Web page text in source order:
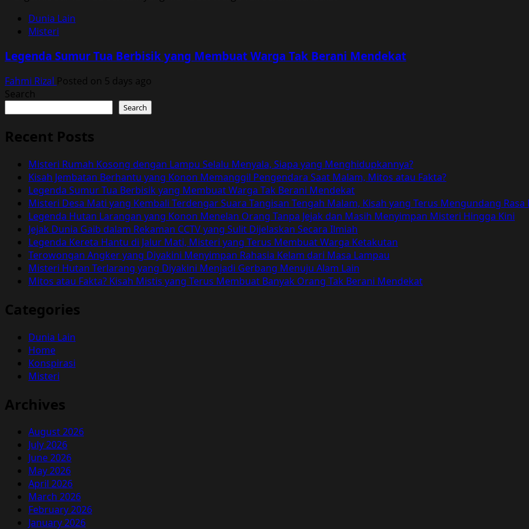
Dunia Lain
Misteri
Legenda Sumur Tua Berbisik yang Membuat Warga Tak Berani Mendekat
Fahmi Rizal Posted on 5 days ago
Search
Search
Recent Posts
Misteri Rumah Kosong dengan Lampu Selalu Menyala, Siapa yang Menghidupkannya?
Kisah Jembatan Berhantu yang Konon Memanggil Pengendara Saat Malam, Mitos atau Fakta?
Legenda Sumur Tua Berbisik yang Membuat Warga Tak Berani Mendekat
Misteri Desa Mati yang Kembali Terdengar Suara Tangisan Tengah Malam, Kisah yang Terus Mengundang Rasa
Legenda Hutan Larangan yang Konon Menelan Orang Tanpa Jejak dan Masih Menyimpan Misteri Hingga Kini
Jejak Dunia Gaib dalam Rekaman CCTV yang Sulit Dijelaskan Secara Ilmiah
Legenda Kereta Hantu di Jalur Mati, Misteri yang Terus Membuat Warga Ketakutan
Terowongan Angker yang Diyakini Menyimpan Rahasia Kelam dari Masa Lampau
Misteri Hutan Terlarang yang Diyakini Menjadi Gerbang Menuju Alam Lain
Mitos atau Fakta? Kisah Mistis yang Terus Membuat Banyak Orang Tak Berani Mendekat
Categories
Dunia Lain
Home
Konspirasi
Misteri
Archives
August 2026
July 2026
June 2026
May 2026
April 2026
March 2026
February 2026
January 2026